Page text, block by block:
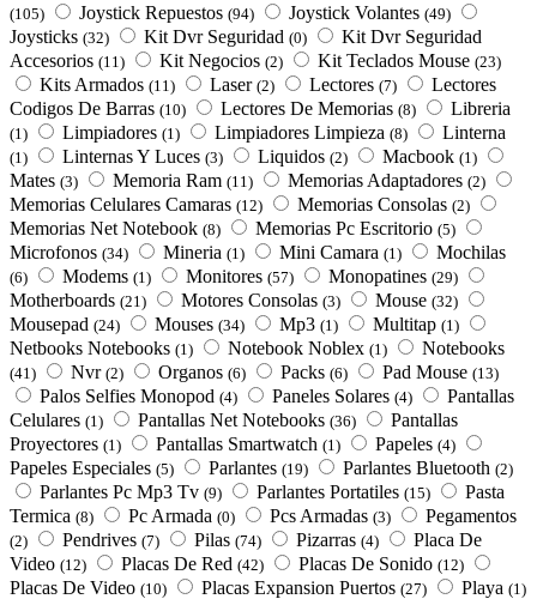
(105) Joystick Repuestos (94) Joystick Volantes (49)
Joysticks (32) Kit Dvr Seguridad (0)
Kit Dvr Seguridad
Accesorios (11) Kit Negocios (2) Kit Teclados Mouse (23)
Kits Armados (11) Laser (2) Lectores (7)
Lectores
Codigos De Barras (10) Lectores De Memorias (8) Libreria
(1) Limpiadores (1) Limpiadores Limpieza (8) Linterna
(1) Linternas Y Luces (3) Liquidos (2) Macbook (1)
Mates (3) Memoria Ram (11) Memorias Adaptadores (2)
Memorias Celulares Camaras (12) Memorias Consolas (2)
Memorias Net Notebook (8) Memorias Pc Escritorio (5)
Microfonos (34) Mineria (1) Mini Camara (1) Mochilas
(6) Modems (1) Monitores (57) Monopatines (29)
Motherboards (21) Motores Consolas (3) Mouse (32)
Mousepad (24) Mouses (34) Mp3 (1) Multitap (1)
Netbooks Notebooks (1) Notebook Noblex (1) Notebooks
(41) Nvr (2) Organos (6) Packs (6) Pad Mouse (13)
Palos Selfies Monopod (4) Paneles Solares (4)
Pantallas
Celulares (1) Pantallas Net Notebooks (36)
Pantallas
Proyectores (1) Pantallas Smartwatch (1) Papeles (4)
Papeles Especiales (5) Parlantes (19) Parlantes Bluetooth (2)
Parlantes Pc Mp3 Tv (9) Parlantes Portatiles (15)
Pasta
Termica (8) Pc Armada (0) Pcs Armadas (3) Pegamentos
(2) Pendrives (7) Pilas (74) Pizarras (4)
Placa De
Video (12) Placas De Red (42) Placas De Sonido (12)
Placas De Video (10) Placas Expansion Puertos (27) Playa (1)